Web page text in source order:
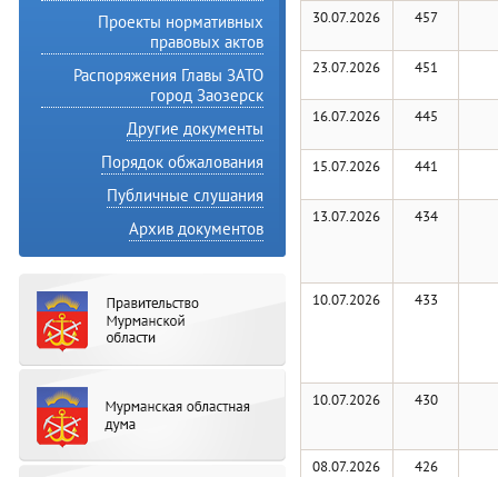
Проекты нормативных
правовых актов
Распоряжения Главы ЗАТО
город Заозерск
Другие документы
Порядок обжалования
Публичные слушания
Архив документов
30.07.2026 457
23.07.2026 451
16.07.2026 445
15.07.2026 441
13.07.2026 434
10.07.2026 433
10.07.2026 430
08.07.2026 426